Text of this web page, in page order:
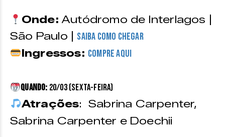
Onde:Autódromo de Interlagos |
São Paulo | Saiba como chegar
Ingressos: Compre aqui
Quando: 20/03 (sexta-feira)
Atrações: Sabrina Carpenter,
Sabrina Carpenter e Doechii